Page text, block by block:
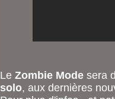
Le Zombie Modesera
solo, aux dernières